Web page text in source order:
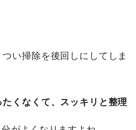
い掃除を後回しにしてしま
くなくて、スッキリと整理